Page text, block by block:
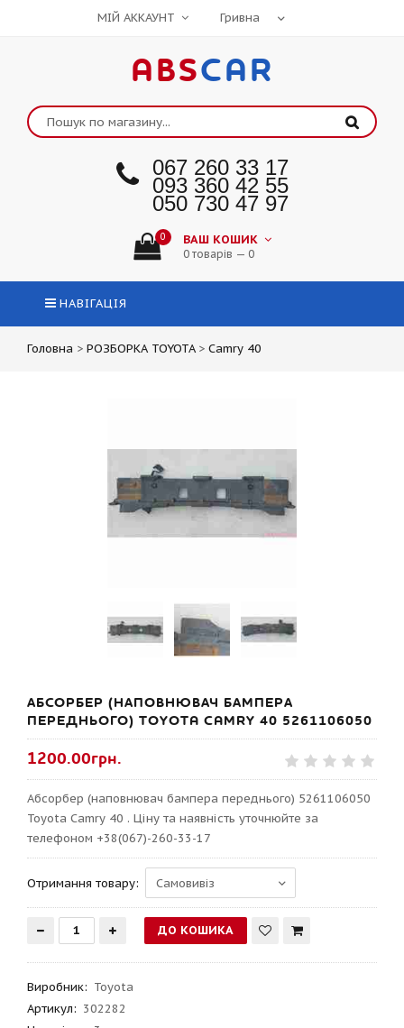
МІЙ АККАУНТ
ABSCAR
067 260 33 17
093 360 42 55
050 730 47 97
0 ВАШ КОШИК
0 товарів — 0
НАВІГАЦІЯ
Головна > РОЗБОРКА TOYOTA > Camry 40
АБСОРБЕР (НАПОВНЮВАЧ БАМПЕРА
ПЕРЕДНЬОГО) TOYOTA CAMRY 40 5261106050
1200.00грн.
Абсорбер (наповнювач бампера переднього) 5261106050
Toyota Camry 40 . Ціну та наявність уточнюйте за
телефоном +38(067)-260-33-17
Отримання товару:
Виробник: Toyota
Артикул: 302282